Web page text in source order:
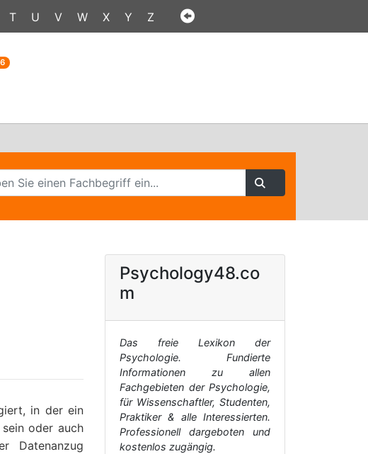
T U V W X Y Z
in der ein
oder auch
Datenanzug
Psychology48.co
m
Das freie Lexikon der
Psychologie. Fundierte
Informationen zu allen
Fachgebieten der Psychologie,
für Wissenschaftler, Studenten,
Praktiker & alle Interessierten.
Professionell dargeboten und
kostenlos zugängig.